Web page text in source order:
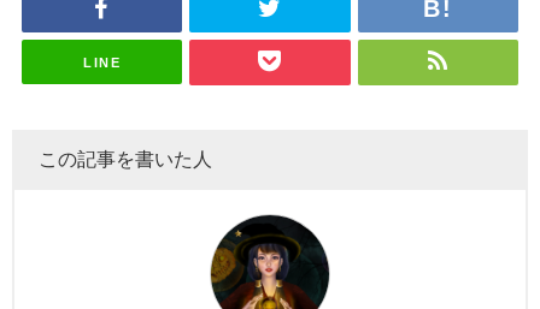
LINE
この記事を書いた人